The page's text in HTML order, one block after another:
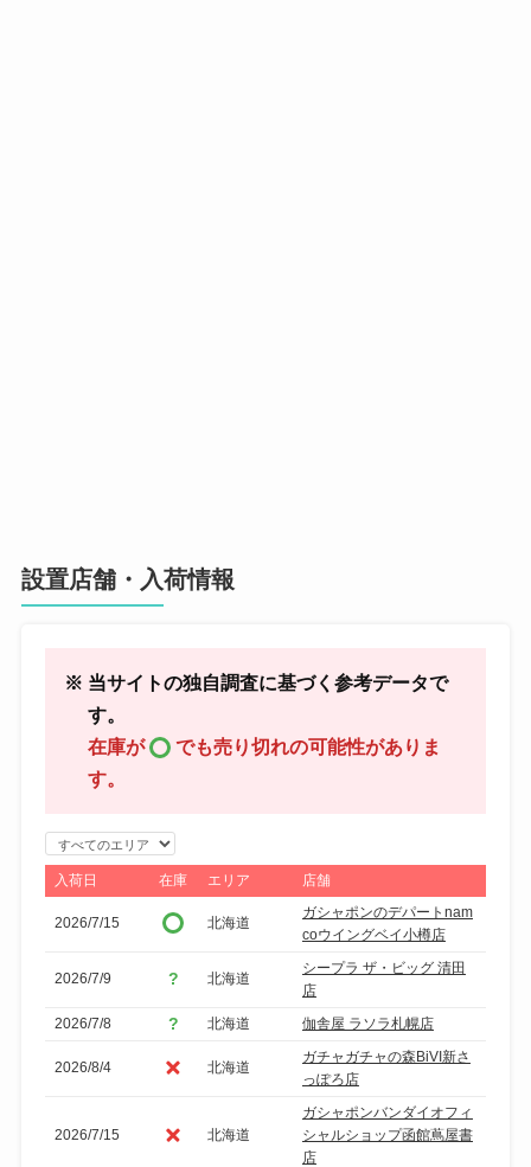
設置店舗・入荷情報
※ 当サイトの独自調査に基づく参考データで
す。
在庫が
でも売り切れの可能性がありま
す。
エ
リ
ア
で
り
込
入荷日 在庫 エリア 店舗
2026/7/15 北海道
ガシャポンのデパートnam
coウイングベイ小樽店
2026/7/9 北海道
シープラ ザ・ビッグ 清田
店
2026/7/8
北海道 伽舎屋 ラソラ札幌店
2026/8/4 北海道
ガチャガチャの森BiVI新さ
っぽろ店
2026/7/15 北海道
ガシャポンバンダイオフィ
シャルショップ函館蔦屋書
店